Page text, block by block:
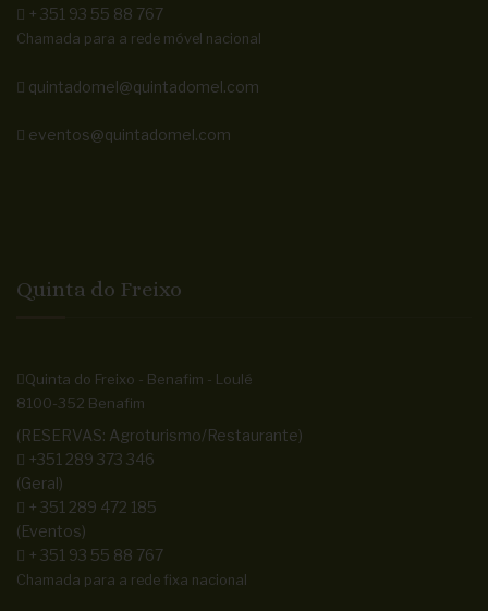
+ 351 93 55 88 767
Chamada para a rede móvel nacional
quintadomel@quintadomel.com
eventos@quintadomel.com
Quinta do Freixo
Quinta do Freixo - Benafim - Loulé
8100-352 Benafim
(RESERVAS: Agroturismo/Restaurante)
+351 289 373 346
(Geral)
+ 351 289 472 185
(Eventos)
+ 351 93 55 88 767
Chamada para a rede fixa nacional